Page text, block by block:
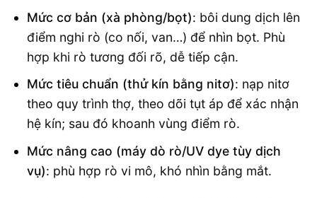
Mức cơ bản (xà phòng/bọt): bôi dung dịch lên
điểm nghi rò (co nối, van…) để nhìn bọt. Phù
hợp khi rò tương đối rõ, dễ tiếp cận.
Mức tiêu chuẩn (thử kín bằng nitơ): nạp nitơ
theo quy trình thợ, theo dõi tụt áp để xác nhận
hệ kín; sau đó khoanh vùng điểm rò.
Mức nâng cao (máy dò rò/UV dye tùy dịch
vụ): phù hợp rò vi mô, khó nhìn bằng mắt.